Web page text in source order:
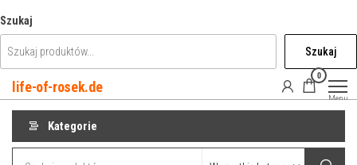
do
treści
Szukaj
Szukaj
life-of-rosek.de
0
Menu
Kategorie